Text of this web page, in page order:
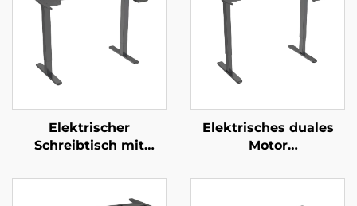
Elektrischer
Schreibtisch mit
höhenverstellbar und
mit Speicherfunktion |
Elektrisches duales
Motor
Schreibtischgestell – 2-